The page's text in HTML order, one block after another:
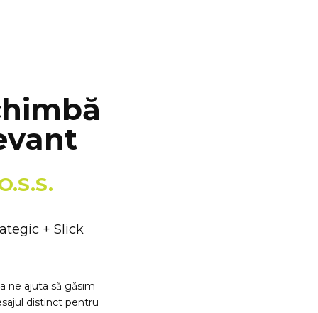
+ Slick
ne ajuta să găsim
distinct pentru